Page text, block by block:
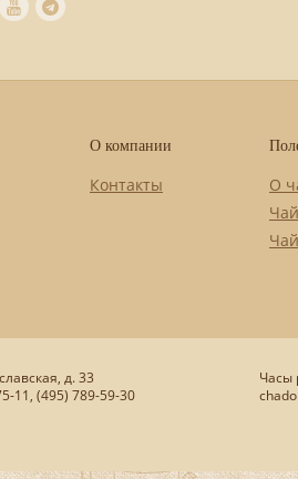
О компании
Контакты
О
д. 33
11, (495) 789-59-30
Часы